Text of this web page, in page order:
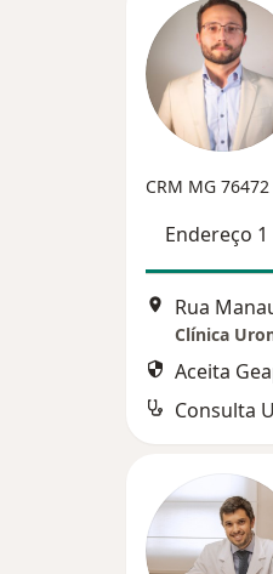
CRM MG 76472
Endereço 1
Rua
Clínica
Aceita
Consulta